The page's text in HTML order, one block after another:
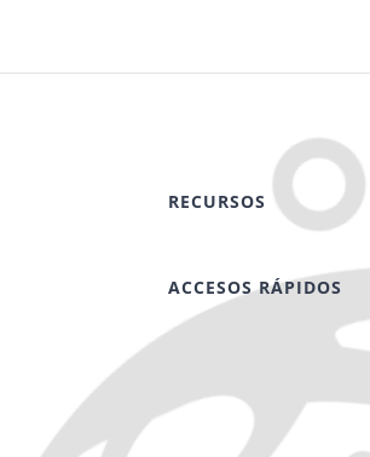
RECURSOS
ACCESOS RÁPIDOS